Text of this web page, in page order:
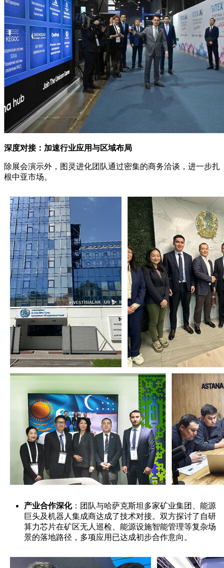
深度对接：加速行业应用与区域布局
除展会演示外，图灵进化团队通过密集的商务洽谈，进一步扎
根中亚市场。
产业合作深化：团队与哈萨克斯坦多家矿业集团、能源
巨头及机器人集成商达成了技术对接。双方探讨了自研
算力芯片在矿区无人巡检、能源设施智能管理等复杂场
景的落地路径，多项应用已达成初步合作意向。